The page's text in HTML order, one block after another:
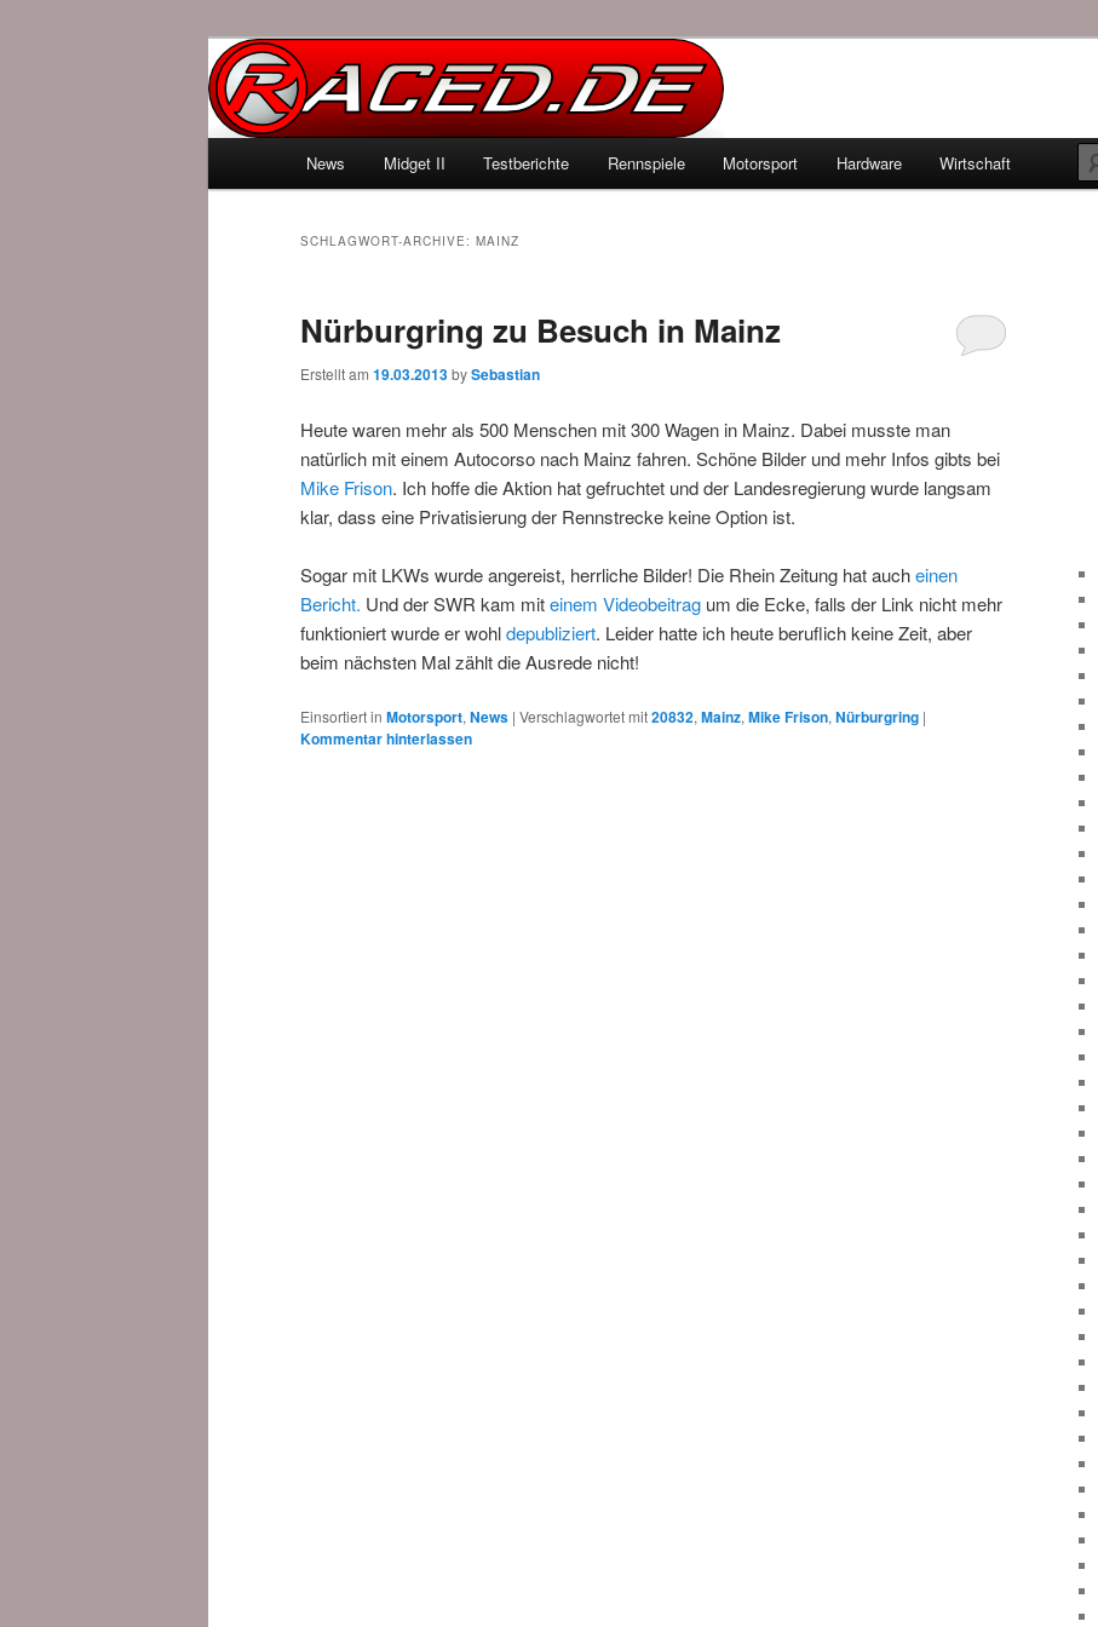
Raced.de
Zum Inhalt wechseln
Zum sekundären Inhalt wechseln
News Midget II Testberichte Rennspiele Motorsport Hardware Wirtschaft
SCHLAGWORT-ARCHIVE: MAINZ
Nürburgring zu Besuch in Mainz
Erstellt am 19.03.2013bySebastian
Heute waren mehr als 500 Menschen mit 300 Wagen in Mainz. Dabei musste man
natürlich mit einem Autocorso nach Mainz fahren. Schöne Bilder und mehr Infos gibts bei
Mike Frison. Ich hoffe die Aktion hat gefruchtet und der Landesregierung wurde langsam
klar, dass eine Privatisierung der Rennstrecke keine Option ist.
Sogar mit LKWs wurde angereist, herrliche Bilder! Die Rhein Zeitung hat aucheinen
Bericht. Und der SWR kam miteinem Videobeitrag um die Ecke, falls der Link nicht mehr
funktioniert wurde er wohldepubliziert. Leider hatte ich heute beruflich keine Zeit, aber
beim nächsten Mal zählt die Ausrede nicht!
Einsortiert in Motorsport, News | Verschlagwortet mit20832, Mainz, Mike Frison, Nürburgring |
Kommentar hinterlassen